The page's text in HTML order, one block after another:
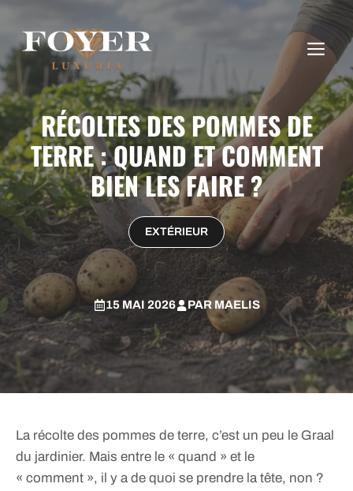
contenu
RÉCOLTES DES POMMES DE
TERRE : QUAND ET COMMENT
BIEN LES FAIRE ?
EXTÉRIEUR
15 MAI 2026 PAR MAELIS
La récolte des pommes de terre, c’est un peu le Graal
du jardinier. Mais entre le « quand » et le
« comment », il y a de quoi se prendre la tête, non ?